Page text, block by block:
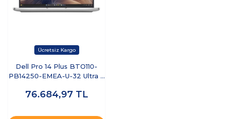
Dell Pro 14 Plus BTO110-
PB14250-EMEA-U-32 Ultra 7
Ubuntu Dizüstü Bilgisayar
76.684,97 TL